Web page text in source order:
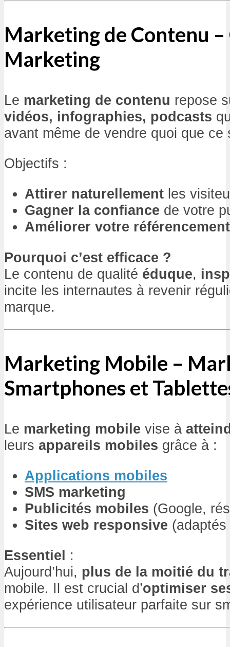
Marketing de Contenu
Marketing
Le marketing de contenu repose
vidéos, infographies, podcasts
avant même de vendre quoi que ce
Objectifs :
Attirer naturellement les
Gagner la confiance de votre
Améliorer votre
Pourquoi c’est efficace ?
Le contenu de qualité éduque,
incite les internautes à revenir
marque.
Marketing Mobile –
Smartphones et
Le marketing mobile vise à
leurs appareils mobiles grâce à :
Applications mobiles
SMS marketing
Publicités mobiles (Google,
Sites web responsive
Essentiel :
Aujourd’hui, plus de la moitié du
mobile. Il est crucial d’optimiser
expérience utilisateur parfaite sur